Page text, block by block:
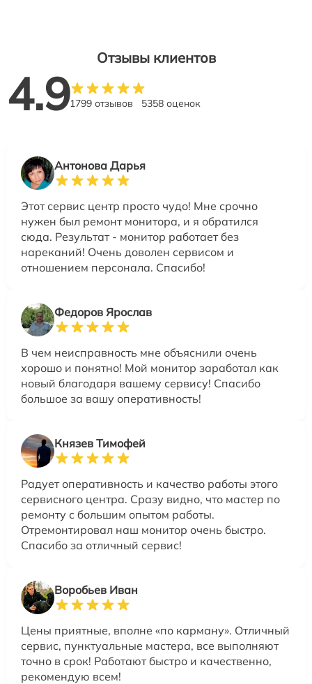
Отзывы клиентов
4.91799 отзывов 5358 оценок
Антонова Дарья
Этот сервис центр просто чудо! Мне срочно
нужен был ремонт монитора, и я обратился
сюда. Результат - монитор работает без
нареканий! Очень доволен сервисом и
отношением персонала. Спасибо!
Федоров Ярослав
В чем неисправность мне объяснили очень
хорошо и понятно! Мой монитор заработал как
новый благодаря вашему сервису! Спасибо
большое за вашу оперативность!
Князев Тимофей
Радует оперативность и качество работы этого
сервисного центра. Сразу видно, что мастер по
ремонту с большим опытом работы.
Отремонтировал наш монитор очень быстро.
Спасибо за отличный сервис!
Воробьев Иван
Цены приятные, вполне «по карману». Отличный
сервис, пунктуальные мастера, все выполняют
точно в срок! Работают быстро и качественно,
рекомендую всем!